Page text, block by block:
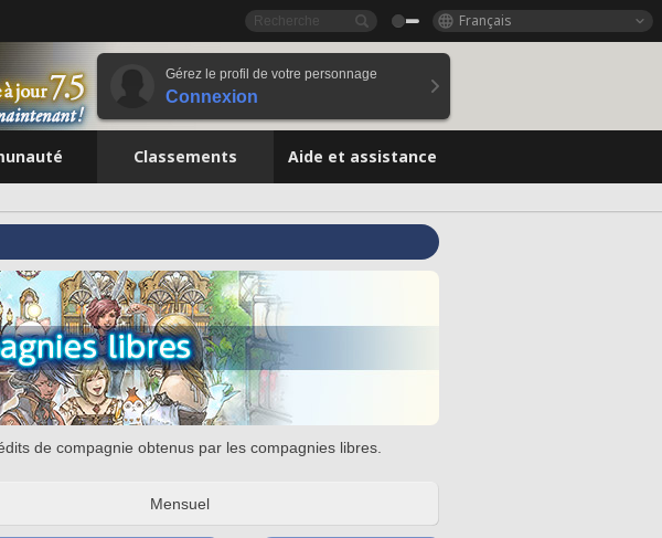
Français
Gérez le profil de votre personnage
Connexion
Classements Aide et assistance
de compagnie obtenus par les compagnies libres.
Mensuel